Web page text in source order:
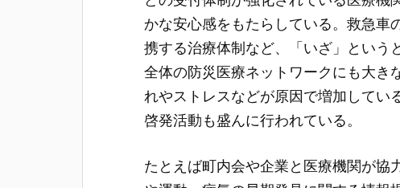
かな安心感をもたらしている。救急車
携する治療体制など、「いざ」という
全体の防災医療ネットワークにも大き
れやストレスなどが原因で増加してい
啓発活動も盛んに行われている。
たとえば町内会や企業と医療機関が協